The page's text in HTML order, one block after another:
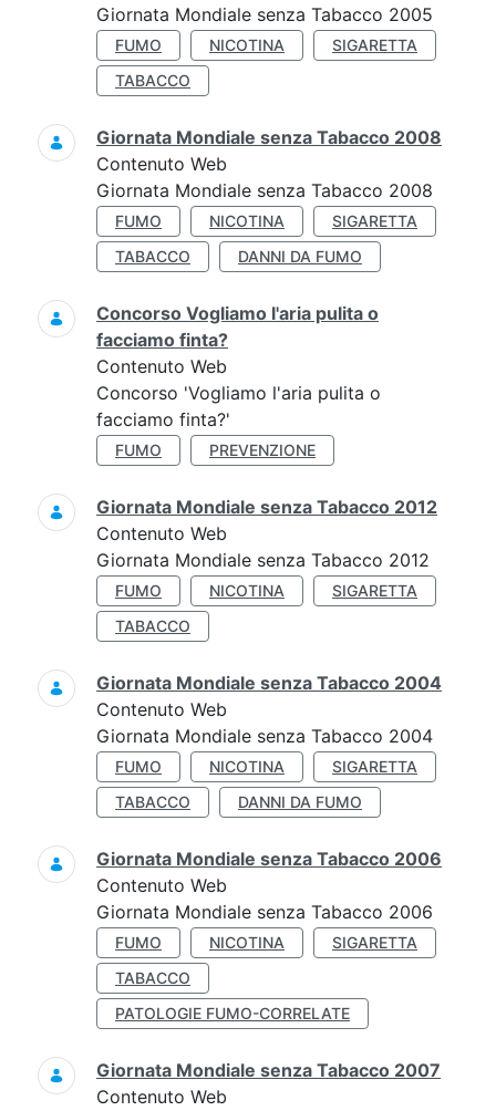
Giornata Mondiale senza Tabacco 2005
FUMO NICOTINA
SIGARETTA
TABACCO
Giornata Mondiale senza Tabacco 2008
Contenuto Web
Giornata Mondiale senza Tabacco 2008
FUMO NICOTINA
SIGARETTA
TABACCO
DANNI DA FUMO
Concorso Vogliamo l'aria pulita o
facciamo finta?
Contenuto Web
Concorso 'Vogliamo l'aria pulita o
facciamo finta?'
FUMO PREVENZIONE
Giornata Mondiale senza Tabacco 2012
Contenuto Web
Giornata Mondiale senza Tabacco 2012
FUMO NICOTINA
SIGARETTA
TABACCO
Giornata Mondiale senza Tabacco 2004
Contenuto Web
Giornata Mondiale senza Tabacco 2004
FUMO NICOTINA
SIGARETTA
TABACCO
DANNI DA FUMO
Giornata Mondiale senza Tabacco 2006
Contenuto Web
Giornata Mondiale senza Tabacco 2006
FUMO NICOTINA
SIGARETTA
TABACCO
PATOLOGIE FUMO-CORRELATE
Giornata Mondiale senza Tabacco 2007
Contenuto Web